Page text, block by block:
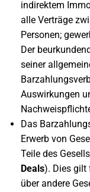
indirektem
alle Verträge
Personen;
Der
seiner
Auswirkungen
Das
Erwerb von
Teile des
Deals). Dies gilt
über andere